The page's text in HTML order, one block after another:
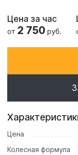
Цена за час
от 2 750 руб.
Цена
Колесная формула